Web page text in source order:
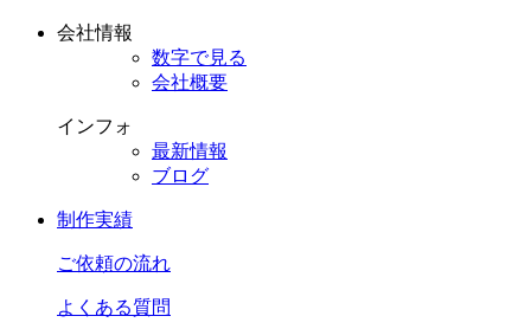
会社情報
数字で見る
会社概要
インフォ
最新情報
ブログ
制作実績
ご依頼の流れ
よくある質問